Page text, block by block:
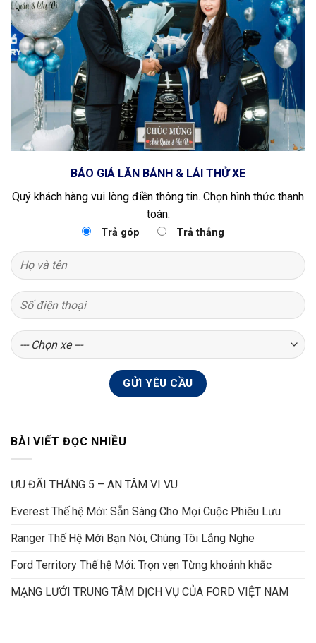
BÁO GIÁ LĂN BÁNH & LÁI THỬ XE
Quý khách hàng vui lòng điền thông tin. Chọn hình thức thanh
toán:
Trả góp Trả thẳng
BÀI VIẾT ĐỌC NHIỀU
ƯU ĐÃI THÁNG 5 – AN TÂM VI VU
Everest Thế hệ Mới: Sẵn Sàng Cho Mọi Cuộc Phiêu Lưu
Ranger Thế Hệ Mới Bạn Nói, Chúng Tôi Lắng Nghe
Ford Territory Thế hệ Mới: Trọn vẹn Từng khoảnh khắc
MẠNG LƯỚI TRUNG TÂM DỊCH VỤ CỦA FORD VIỆT NAM